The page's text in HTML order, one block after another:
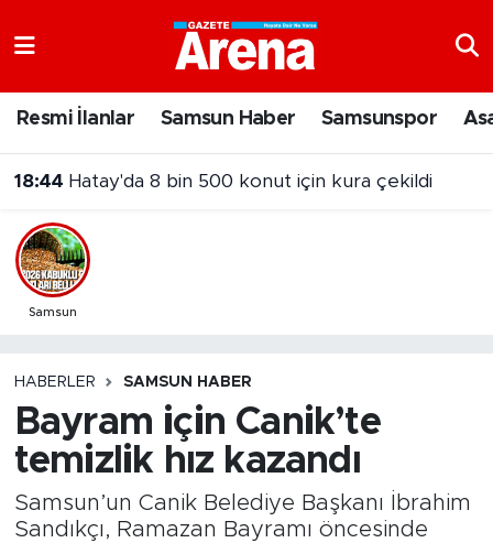
Resmi İlanlar Samsun Haber Samsunspor
18:44 Hatay'da 8 bin 500 konut için kura çekildi
Samsun
HABERLER SAMSUN HABER
Bayram için Canik’te
temizlik hız kazandı
Samsun’un Canik Belediye Başkanı İbrahim
Sandıkçı, Ramazan Bayramı öncesinde
Samsun Namaz Vakitleri
Trafik Durumu
Süper Lig Puan Durumu ve Fikstür
Son Dakika Haberleri
Haber Arşivi